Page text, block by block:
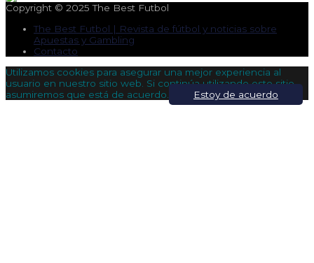
Copyright © 2025The Best Futbol
The Best Futbol | Revista de fútbol y noticias sobre
Apuestas y Gambling
Contacto
Utilizamos cookies para asegurar una mejor experiencia al
usuario en nuestro sitio web. Si continúa utilizando este sitio,
asumiremos que está de acuerdo.
Estoy de acuerdo